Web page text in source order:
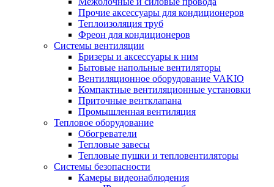
Прочие аксессуары для кондиционеров
Теплоизоляция труб
Фреон для кондиционеров
Системы вентиляции
Бризеры и аксессуары к ним
Бытовые напольные вентиляторы
Вентиляционное оборудование VAKIO
Компактные вентиляционные установки
Приточные вентклапана
Промышленная вентиляция
Тепловое оборудование
Обогреватели
Тепловые завесы
Тепловые пушки и тепловентиляторы
Системы безопасности
Камеры видеонаблюдения